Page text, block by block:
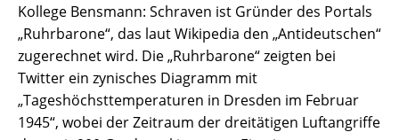
Kollege Bensmann: Schraven ist Gründer des Portals
„Ruhrbarone“, das laut Wikipedia den „Antideutschen“
zugerechnet wird. Die „Ruhrbarone“ zeigten bei
Twitter ein zynisches Diagramm mit
„Tageshöchsttemperaturen in Dresden im Februar
1945“, wobei der Zeitraum der dreitätigen Luftangriffe
Wir nutzen Cookies auf unserer Website. Einige von ihnen sind
essenziell, während andere uns helfen, diese Website und Ihre
Erfahrung zu verbessern.
Wenn Sie unter 16 Jahre alt sind und Ihre Zustimmung zu freiwilligen
Diensten geben möchten, müssen Sie Ihre Erziehungsberechtigten
um Erlaubnis bitten.
Wir verwenden Cookies und andere Technologien auf unserer